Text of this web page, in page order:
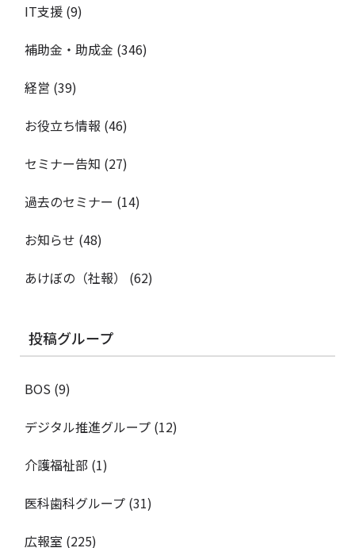
IT支援 (9)
補助金・助成金 (346)
経営 (39)
お役立ち情報 (46)
セミナー告知 (27)
過去のセミナー (14)
お知らせ (48)
あけぼの（社報）
(62)
投稿グループ
BOS (9)
デジタル推進グループ (12)
介護福祉部 (1)
医科歯科グループ (31)
広報室 (225)